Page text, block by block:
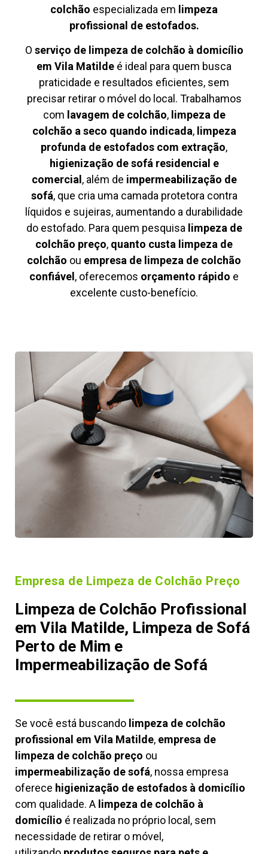
colchão especializada em limpeza
profissional de estofados.
O serviço de limpeza de colchão à domicílio
em Vila Matilde é ideal para quem busca
praticidade e resultados eficientes, sem
precisar retirar o móvel do local. Trabalhamos
com lavagem de colchão, limpeza de
colchão a seco quando indicada, limpeza
profunda de estofados com extração,
higienização de sofá residencial e
comercial , além de impermeabilização de
sofá, que cria uma camada protetora contra
líquidos e sujeiras, aumentando a durabilidade
do estofado. Para quem pesquisa limpeza de
colchão preço, quanto custa limpeza de
colchão ou empresa de limpeza de colchão
confiável , oferecemos orçamento rápido e
excelente custo-benefício.
Empresa de Limpeza de Colchão Preço
Limpeza de Colchão Profissional
em Vila Matilde, Limpeza de Sofá
Perto de Mim e
Impermeabilização de Sofá
Se você está buscando limpeza de colchão
profissional em Vila Matilde, empresa de
limpeza de colchão preço ou
impermeabilização de sofá, nossa empresa
oferece higienização de estofados à domicílio
com qualidade. A limpeza de colchão à
domicílio é realizada no próprio local, sem
necessidade de retirar o móvel,